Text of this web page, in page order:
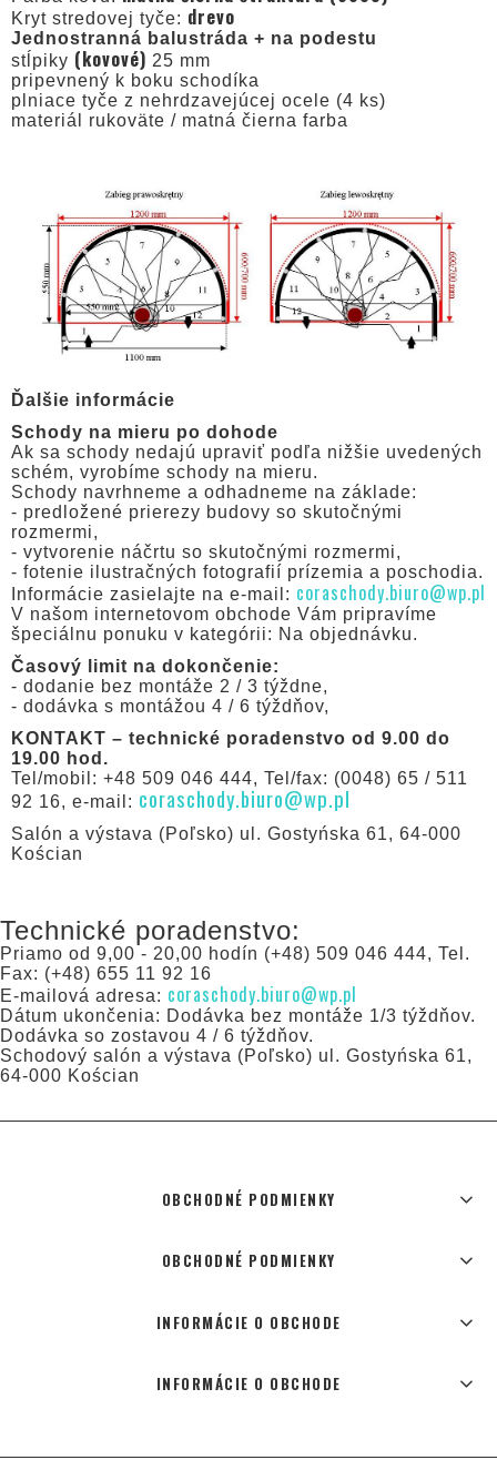
Kryt stredovej tyče: drevo
Jednostranná balustráda + na podestu
stĺpiky (kovové) 25 mm
pripevnený k boku schodíka
plniace tyče z nehrdzavejúcej ocele (4 ks)
materiál rukoväte / matná čierna farba
Ďalšie informácie
Schody na mieru po dohode
Ak sa schody nedajú upraviť podľa nižšie uvedených
schém, vyrobíme schody na mieru.
Schody navrhneme a odhadneme na základe:
- predložené prierezy budovy so skutočnými
rozmermi,
- vytvorenie náčrtu so skutočnými rozmermi,
- fotenie ilustračných fotografií prízemia a poschodia.
Informácie zasielajte na e-mail: coraschody.biuro@wp.pl
V našom internetovom obchode Vám pripravíme
špeciálnu ponuku v kategórii: Na objednávku.
Časový limit na dokončenie:
- dodanie bez montáže 2 / 3 týždne,
- dodávka s montážou 4 / 6 týždňov,
KONTAKT – technické poradenstvo od 9.00 do
19.00 hod.
Tel/mobil: +48 509 046 444, Tel/fax: (0048) 65 / 511
92 16, e-mail: coraschody.biuro@wp.pl
Salón a výstava (Poľsko) ul. Gostyńska 61, 64-000
Kościan
Technické poradenstvo:
Priamo od 9,00 - 20,00 hodín (+48) 509 046 444, Tel.
Fax: (+48) 655 11 92 16
E-mailová adresa: coraschody.biuro@wp.pl
Dátum ukončenia: Dodávka bez montáže 1/3 týždňov.
Dodávka so zostavou 4 / 6 týždňov.
Schodový salón a výstava (Poľsko) ul. Gostyńska 61,
64-000 Kościan
OBCHODNÉ PODMIENKY
OBCHODNÉ PODMIENKY
INFORMÁCIE O OBCHODE
INFORMÁCIE O OBCHODE